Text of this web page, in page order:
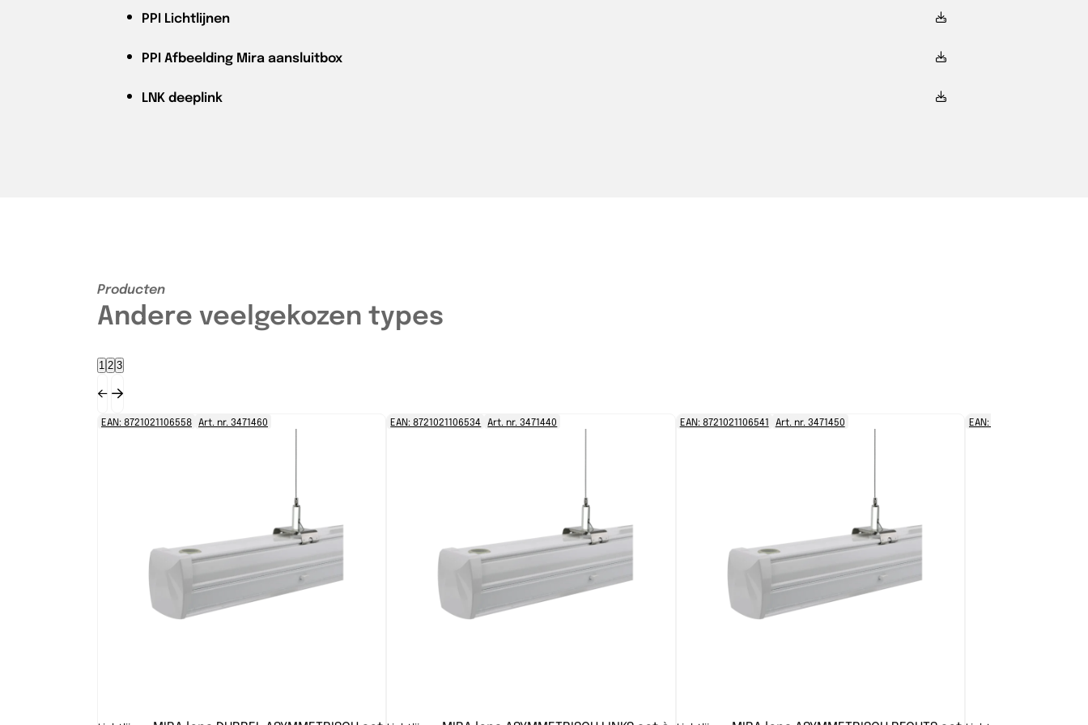
PPI Lichtlijnen
PPIAfbeelding Mira aansluitbox
LNKdeeplink
Producten
Andere veelgekozen types
1 2 3
EAN: 8721021106558 Art. nr. 3471460 EAN: 8721021106534 Art. nr. 3471440 EAN: 8721021106541 Art. nr. 3471450 EAN: 8721021106510